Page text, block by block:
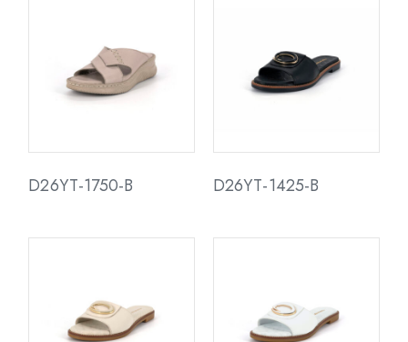
D26YT-1750-B D26YT-1425-B